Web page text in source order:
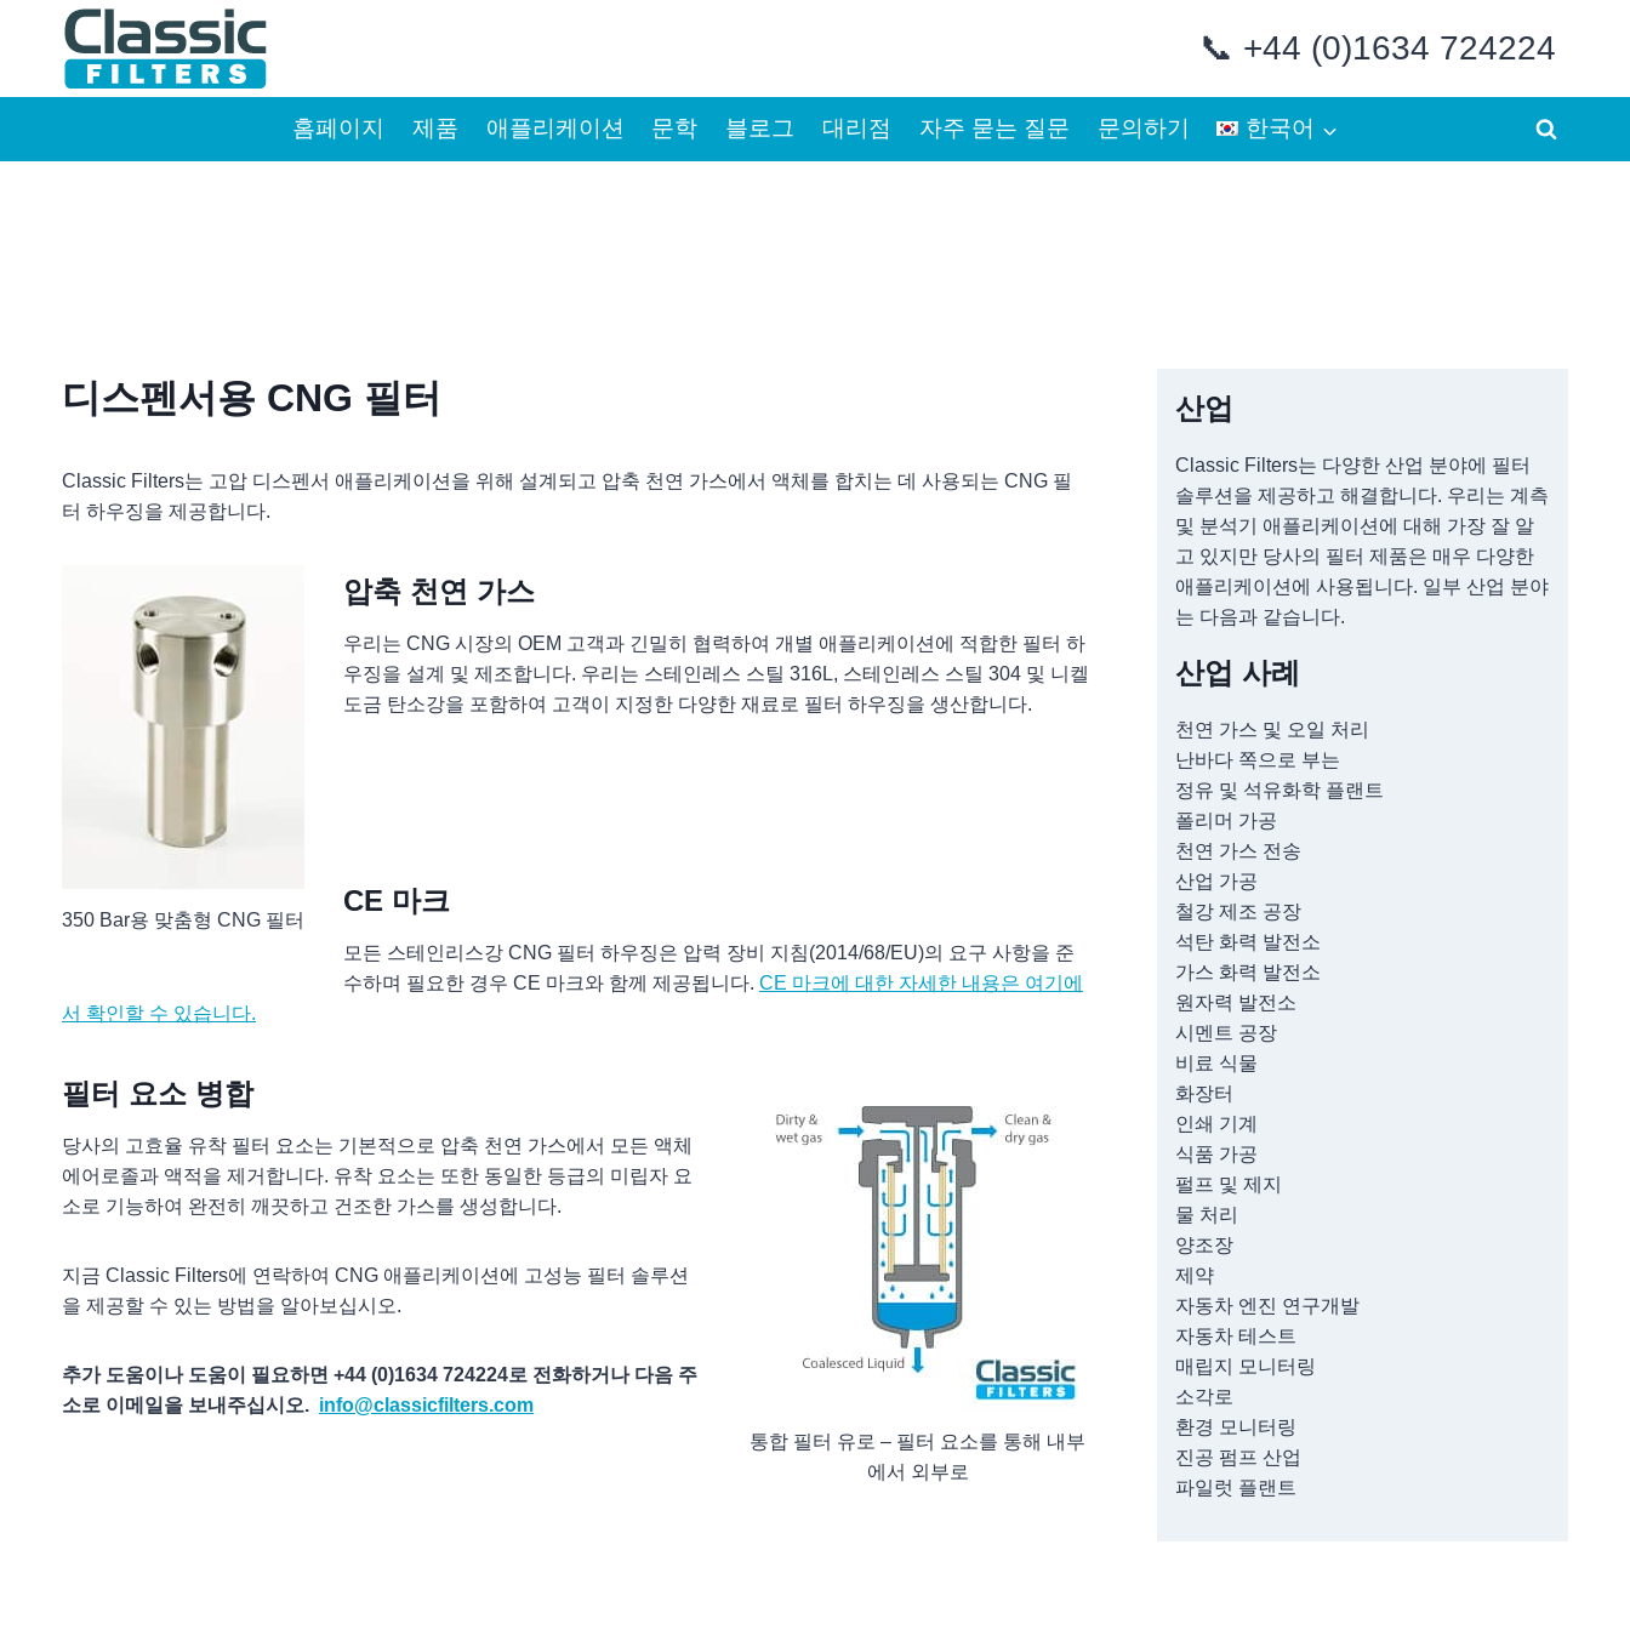
📞 +44 (0)1634 724224
홈페이지 제품 애플리케이션 문학 블로그 대리점 자주 묻는 질문 문의하기 한국어
디스펜서용 CNG 필터
Classic Filters는 고압 디스펜서 애플리케이션을 위해 설계되고 압축 천연 가스에서 액체를 합치는 데 사용되는 CNG 필
터 하우징을 제공합니다.
350 Bar용 맞춤형 CNG 필터
압축 천연 가스
우리는 CNG 시장의 OEM 고객과 긴밀히 협력하여 개별 애플리케이션에 적합한 필터 하
우징을 설계 및 제조합니다. 우리는 스테인레스 스틸 316L, 스테인레스 스틸 304 및 니켈
도금 탄소강을 포함하여 고객이 지정한 다양한 재료로 필터 하우징을 생산합니다.
CE 마크
모든 스테인리스강 CNG 필터 하우징은 압력 장비 지침(2014/68/EU)의 요구 사항을 준
수하며 필요한 경우 CE 마크와 함께 제공됩니다. CE 마크에 대한 자세한 내용은 여기에
서 확인할 수 있습니다.
통합 필터 유로 – 필터 요소를 통해 내부
에서 외부로
필터 요소 병합
당사의 고효율 유착 필터 요소는 기본적으로 압축 천연 가스에서 모든 액체
에어로졸과 액적을 제거합니다. 유착 요소는 또한 동일한 등급의 미립자 요
소로 기능하여 완전히 깨끗하고 건조한 가스를 생성합니다.
지금 Classic Filters에 연락하여 CNG 애플리케이션에 고성능 필터 솔루션
을 제공할 수 있는 방법을 알아보십시오.
추가 도움이나 도움이 필요하면 +44 (0)1634 724224로 전화하거나 다음 주
소로 이메일을 보내주십시오. info@classicfilters.com
산업
Classic Filters는 다양한 산업 분야에 필터
솔루션을 제공하고 해결합니다. 우리는 계측
및 분석기 애플리케이션에 대해 가장 잘 알
고 있지만 당사의 필터 제품은 매우 다양한
애플리케이션에 사용됩니다. 일부 산업 분야
는 다음과 같습니다.
산업 사례
천연 가스 및 오일 처리
난바다 쪽으로 부는
정유 및 석유화학 플랜트
폴리머 가공
천연 가스 전송
산업 가공
철강 제조 공장
석탄 화력 발전소
가스 화력 발전소
원자력 발전소
시멘트 공장
비료 식물
화장터
인쇄 기계
식품 가공
펄프 및 제지
물 처리
양조장
제약
자동차 엔진 연구개발
자동차 테스트
매립지 모니터링
소각로
환경 모니터링
진공 펌프 산업
파일럿 플랜트